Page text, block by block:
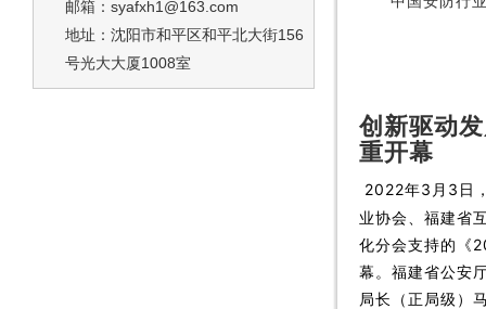
邮箱：syafxh1@163.com
地址：沈阳市和平区和平北大街156
号光大大厦1008室
创新驱动
重开幕
2022年3月3日
业协会、福建省
化分会支持的《
幕。福建省公安
局长（正局级）